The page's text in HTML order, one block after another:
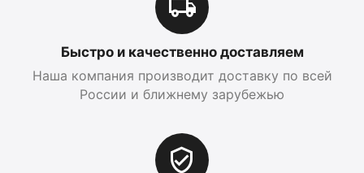
Быстро и качественно доставляем
Наша компания производит доставку по всей
России и ближнему зарубежью